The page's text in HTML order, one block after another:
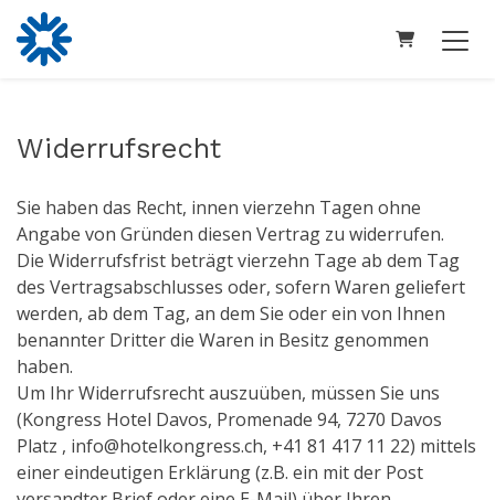
Widerrufsrecht
Sie haben das Recht, innen vierzehn Tagen ohne
Angabe von Gründen diesen Vertrag zu widerrufen.
Die Widerrufsfrist beträgt vierzehn Tage ab dem Tag
des Vertragsabschlusses oder, sofern Waren geliefert
werden, ab dem Tag, an dem Sie oder ein von Ihnen
benannter Dritter die Waren in Besitz genommen
haben.
Um Ihr Widerrufsrecht auszuüben, müssen Sie uns
(Kongress Hotel Davos, Promenade 94, 7270 Davos
Platz , info@hotelkongress.ch, +41 81 417 11 22) mittels
einer eindeutigen Erklärung (z.B. ein mit der Post